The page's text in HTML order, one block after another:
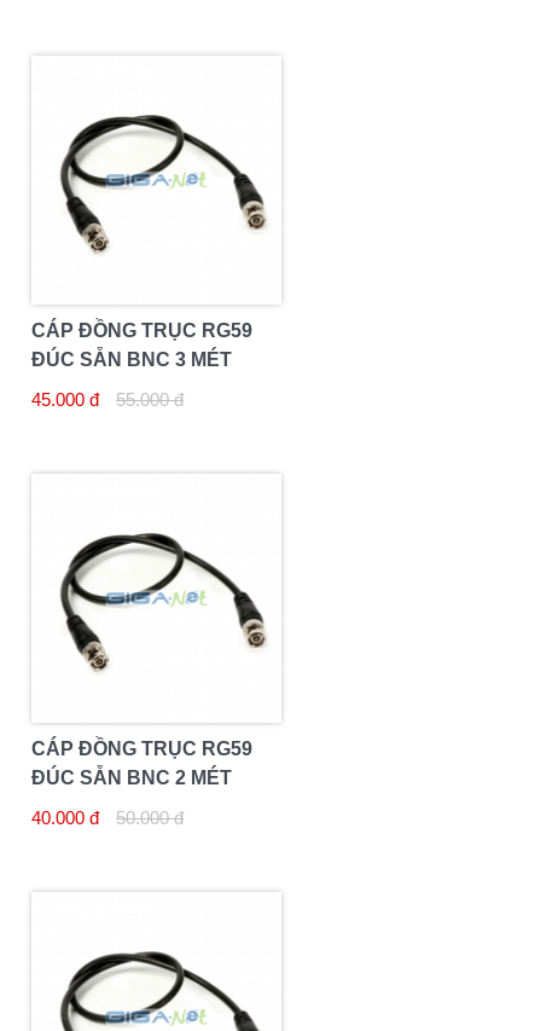
CÁP ĐỒNG TRỤC RG59
ĐÚC SẴN BNC 3 MÉT
45.000 đ
55.000 đ
CÁP ĐỒNG TRỤC RG59
ĐÚC SẴN BNC 2 MÉT
40.000 đ
50.000 đ